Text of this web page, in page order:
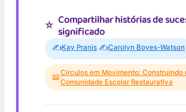
Compartilhar histórias de
significado
✍️Kay Pranis ✍️Carolyn Boyes-Watson
📖Círculos em Movimento: Construindo
Comunidade Escolar Restaurativa